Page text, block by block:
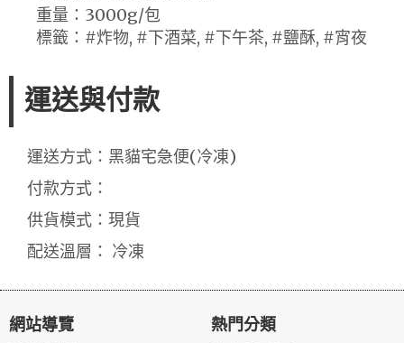
重量：3000g/包
標籤：#炸物, #下酒菜, #下午茶, #鹽酥, #宵夜
運送與付款
運送方式：黑貓宅急便(冷凍)
付款方式：
供貨模式：現貨
配送溫層： 冷凍
網站導覽 熱門分類